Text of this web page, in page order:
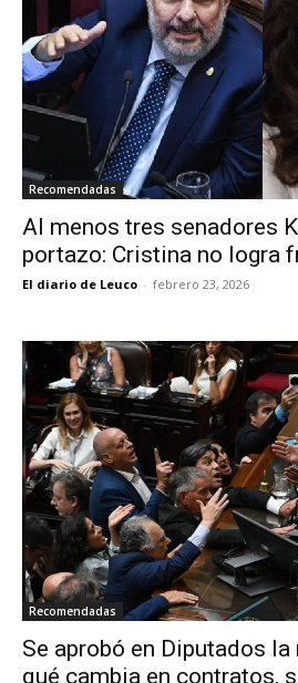
Recomendadas
Al menos tres senadores
portazo: Cristina no logra
El diario de Leuco - febrero 23, 2026
Recomendadas
Se aprobó en Diputados
qué cambia en contratos,